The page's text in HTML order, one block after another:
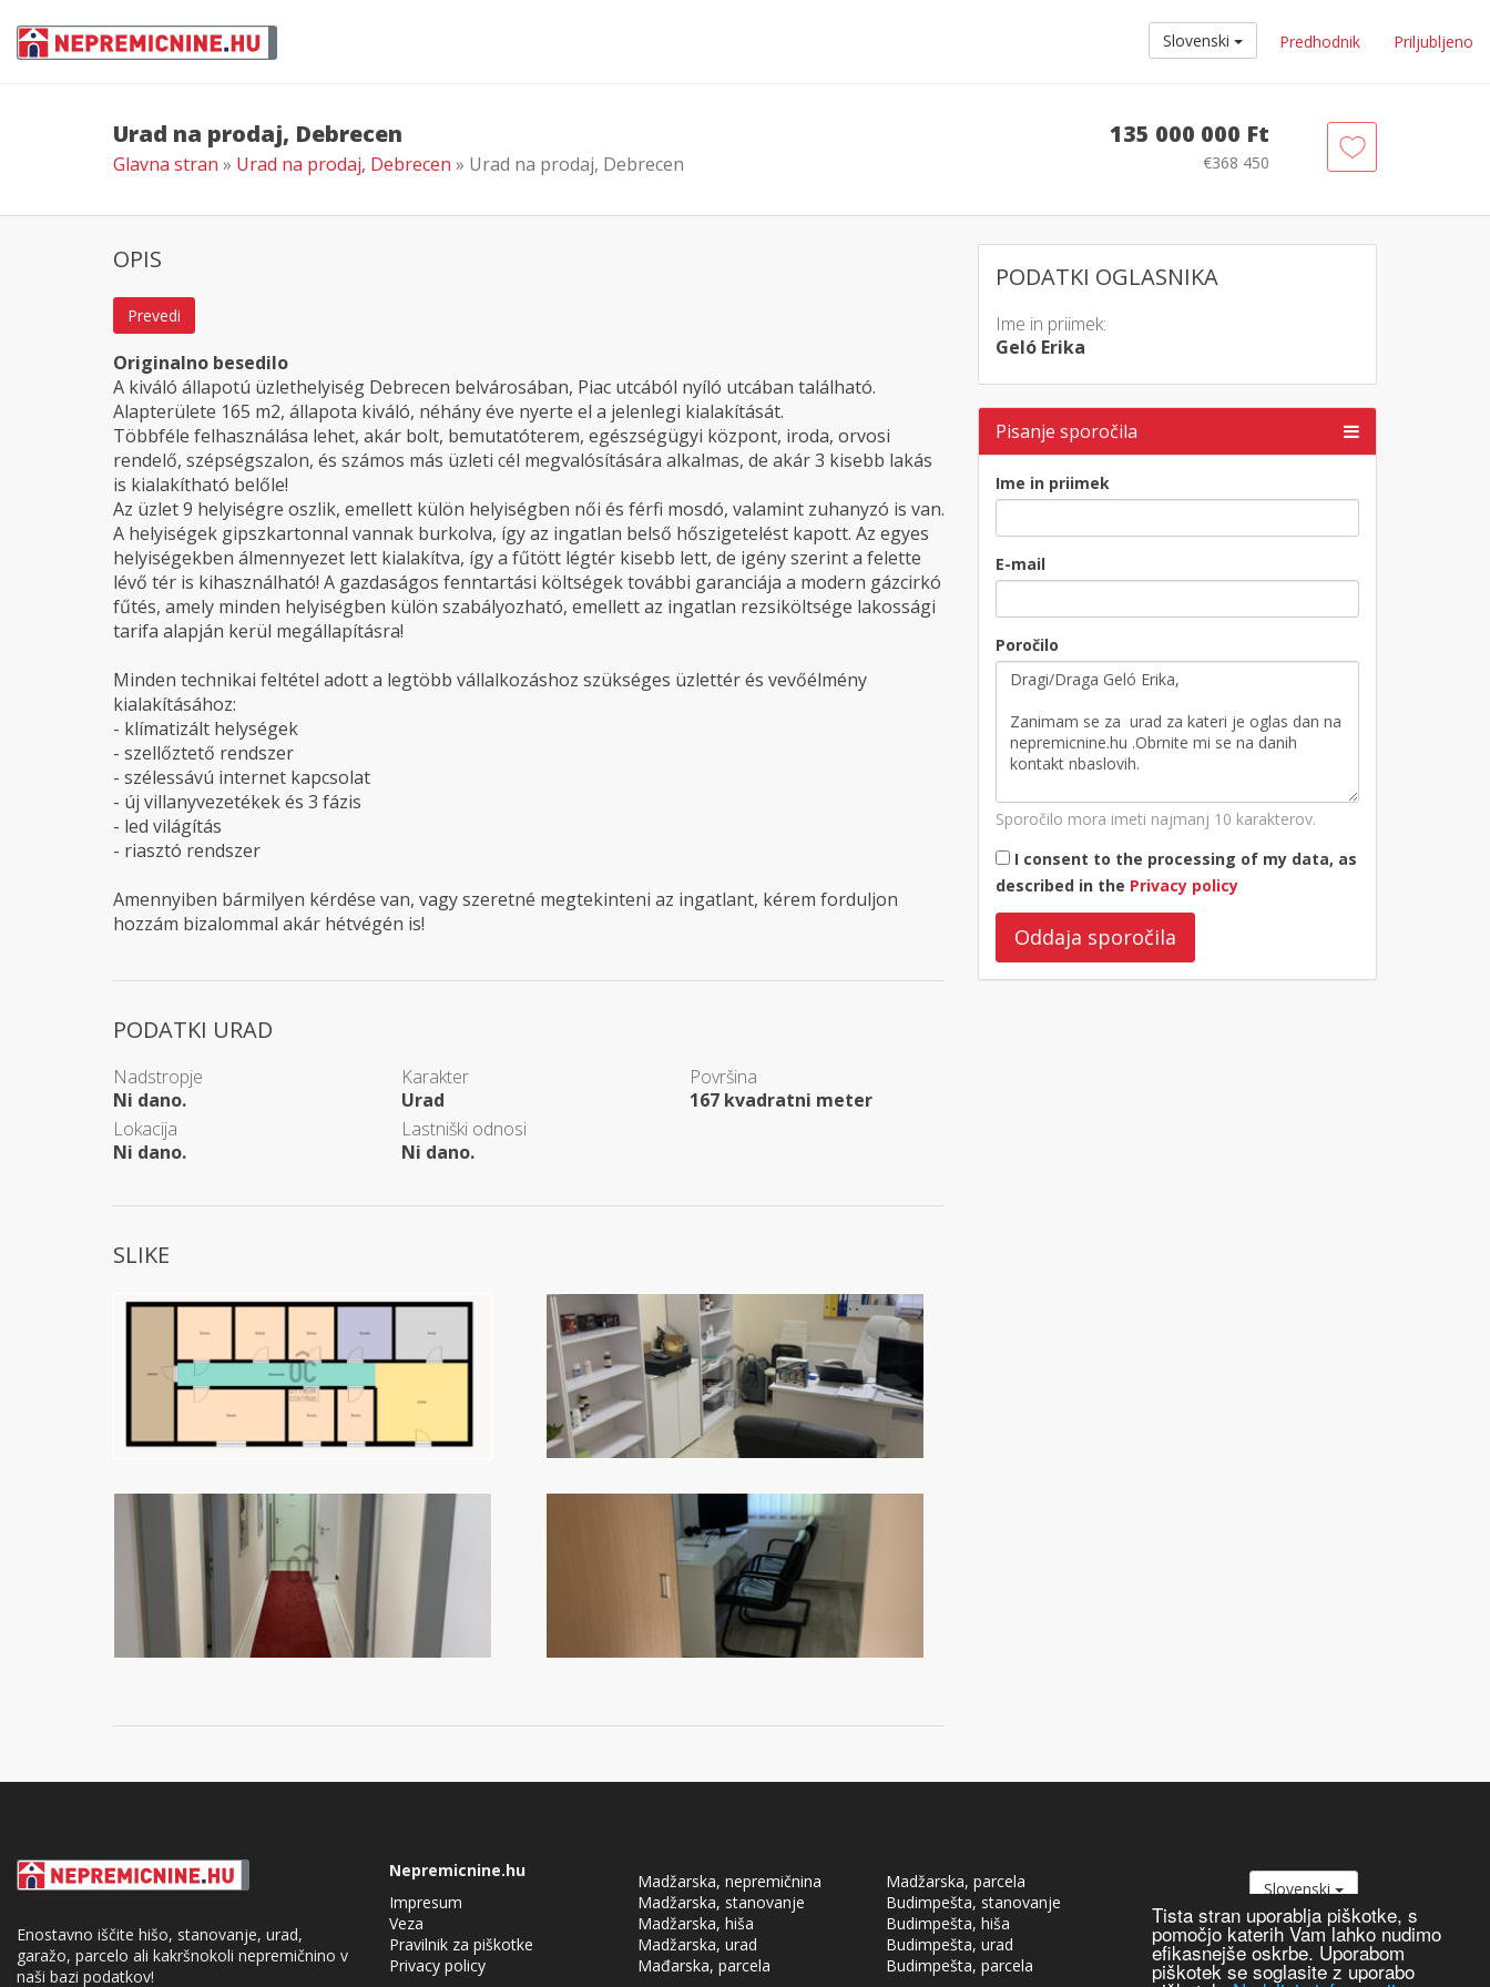
Tista stran uporablja piškotke, s
pomočjo katerih Vam lahko nudimo
efikasnejše oskrbe. Uporabom
piškotek se soglasite z uporabo
Slovenski Predhodnik Priljubljeno
Urad na prodaj, Debrecen
Glavna stran » Urad na prodaj, Debrecen » Urad na prodaj, Debrecen
135 000 000 Ft
€368 450
PODATKI OGLASNIKA
Ime in priimek:
Geló Erika
Pisanje sporočila
Ime in priimek
E-mail
Poročilo
Sporočilo mora imeti najmanj 10 karakterov.
I consent to the processing of my data, as
described in the Privacy policy
Oddaja sporočila
OPIS
Prevedi
Originalno besedilo
A kiváló állapotú üzlethelyiség Debrecen belvárosában, Piac utcából nyíló utcában található.
Alapterülete 165 m2, állapota kiváló, néhány éve nyerte el a jelenlegi kialakítását.
Többféle felhasználása lehet, akár bolt, bemutatóterem, egészségügyi központ, iroda, orvosi
rendelő, szépségszalon, és számos más üzleti cél megvalósítására alkalmas, de akár 3 kisebb lakás
is kialakítható belőle!
Az üzlet 9 helyiségre oszlik, emellett külön helyiségben női és férfi mosdó, valamint zuhanyzó is van.
A helyiségek gipszkartonnal vannak burkolva, így az ingatlan belső hőszigetelést kapott. Az egyes
helyiségekben álmennyezet lett kialakítva, így a fűtött légtér kisebb lett, de igény szerint a felette
lévő tér is kihasználható! A gazdaságos fenntartási költségek további garanciája a modern gázcirkó
fűtés, amely minden helyiségben külön szabályozható, emellett az ingatlan rezsiköltsége lakossági
tarifa alapján kerül megállapításra!
Minden technikai feltétel adott a legtöbb vállalkozáshoz szükséges üzlettér és vevőélmény
kialakításához:
- klímatizált helységek
- szellőztető rendszer
- szélessávú internet kapcsolat
- új villanyvezetékek és 3 fázis
- led világítás
- riasztó rendszer
Amennyiben bármilyen kérdése van, vagy szeretné megtekinteni az ingatlant, kérem forduljon
hozzám bizalommal akár hétvégén is!
PODATKI URAD
Nadstropje
Ni dano.
Karakter
Urad
Površina
167 kvadratni meter
Lokacija
Ni dano.
Lastniški odnosi
Ni dano.
SLIKE
Enostavno iščite hišo, stanovanje, urad,
garažo, parcelo ali kakršnokoli nepremičnino v
naši bazi podatkov!
Nepremicnine.hu
Impresum
Veza
Pravilnik za piškotke
Privacy policy
Madžarska, nepremičnina
Madžarska, stanovanje
Madžarska, hiša
Madžarska, urad
Mađarska, parcela
Madžarska, parcela
Budimpešta, stanovanje
Budimpešta, hiša
Budimpešta, urad
Budimpešta, parcela
Slovenski